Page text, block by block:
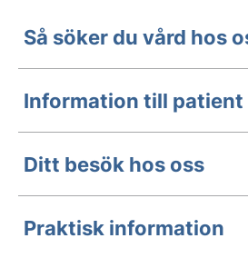
Så söker du vård hos
Information till patient
Ditt besök hos oss
Praktisk information